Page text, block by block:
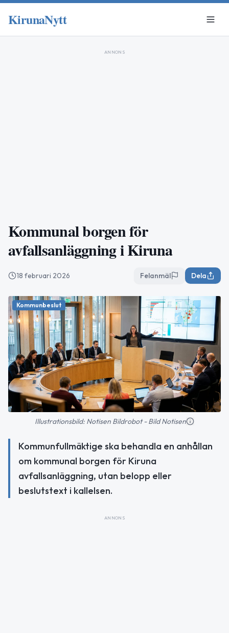
KirunaNytt
ANNONS
Kommunal borgen för
avfallsanläggning i Kiruna
18 februari 2026 Felanmäl Dela
Kommunbeslut
Illustrationsbild: Notisen Bildrobot - Bild Notisen
Kommunfullmäktige ska behandla en anhållan
om kommunal borgen för Kiruna
avfallsanläggning, utan belopp eller
beslutstext i kallelsen.
ANNONS